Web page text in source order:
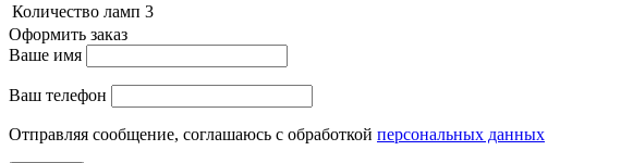
Количество ламп 3
Оформить заказ
Ваше имя
Ваш телефон
Отправляя сообщение, соглашаюсь с обработкой персональных данных